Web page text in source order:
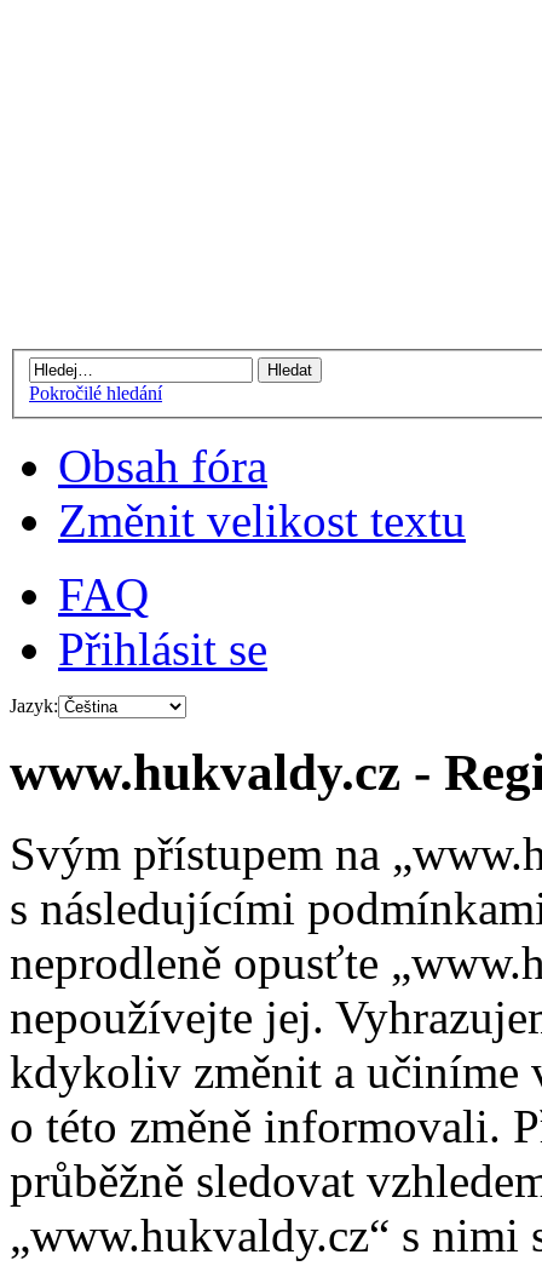
Pokročilé hledání
Obsah fóra
Změnit velikost textu
FAQ
Přihlásit se
Jazyk:
www.hukvaldy.cz -
Svým přístupem na
s následujícími
neprodleně opusťte
nepoužívejte jej.
kdykoliv změnit a učiníme
o této změně informovali.
průběžně sledovat
„www.hukvaldy.cz“ s nimi